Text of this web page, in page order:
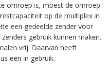
omroep is, moest de omroep
op de multiplex in
een gedeelde zender voor
gebruik kunnen maken.
vrij. Daarvan heeft
een in gebruik.